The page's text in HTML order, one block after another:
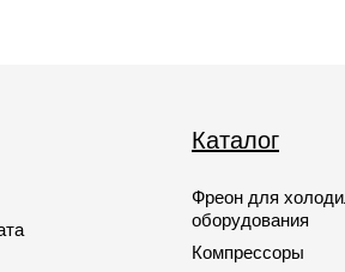
Каталог
Фреон для
оборудования
Компрессоры